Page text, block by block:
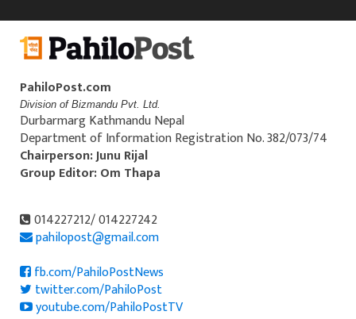
PahiloPost.com
Division of Bizmandu Pvt. Ltd.
Durbarmarg Kathmandu Nepal
Department of Information Registration No. 382/073/74
Chairperson: Junu Rijal
Group Editor: Om Thapa
014227212/ 014227242
pahilopost@gmail.com
fb.com/PahiloPostNews
twitter.com/PahiloPost
youtube.com/PahiloPostTV